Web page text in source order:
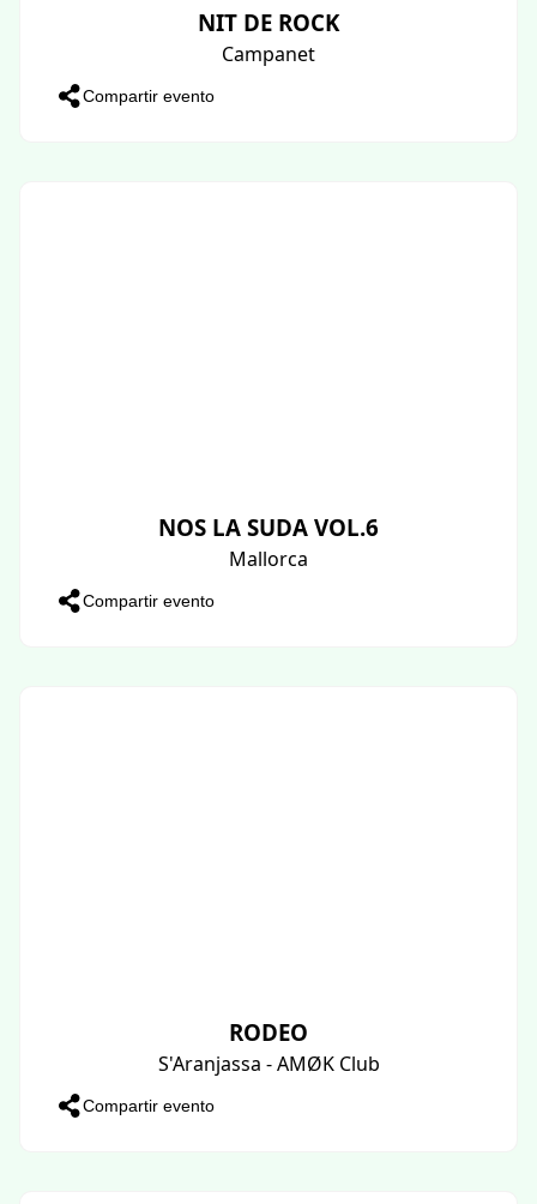
NIT DE ROCK
Campanet
Compartir evento
NOS LA SUDA VOL.6
Mallorca
Compartir evento
RODEO
S'Aranjassa - AMØK Club
Compartir evento